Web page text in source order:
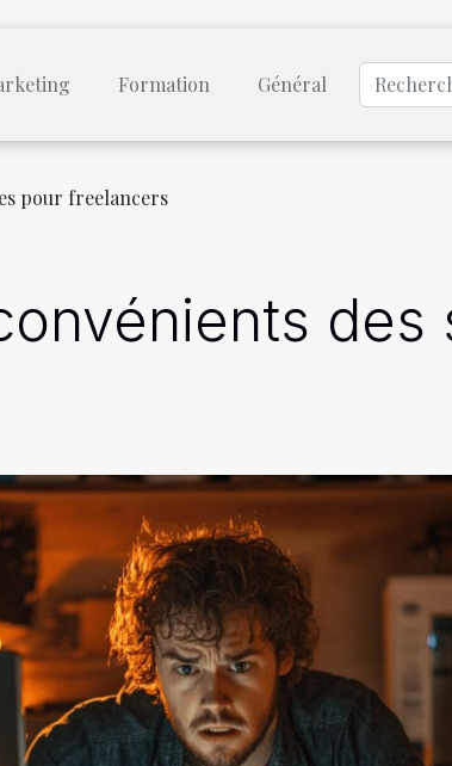
Formation Général
pour freelancers
des